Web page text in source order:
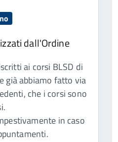
dall'Ordine
ai corsi BLSD di
già abbiamo fatto via
che i corsi sono
in caso